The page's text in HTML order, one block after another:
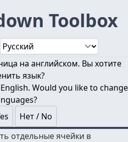
Toolbox
на английском. Вы хотите
язык?
Would you like to change
Нет / No
отдельные ячейки в